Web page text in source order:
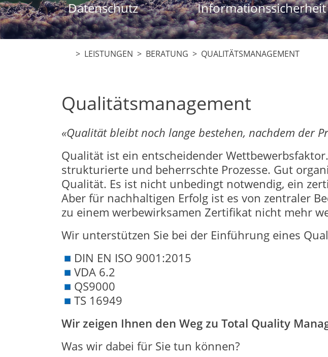
Datenschutz Informationssicherheit
> LEISTUNGEN > BERATUNG > QUALITÄTSMANAGEMENT
Qualitätsmanagement
«Qualität bleibt noch lange bestehen, nachdem der
Qualität ist ein entscheidender
strukturierte und beherrschte Prozesse. Gut
Qualität. Es ist nicht unbedingt notwendig, ein
Aber für nachhaltigen Erfolg ist es von zentraler
zu einem werbewirksamen Zertifikat nicht mehr
Wir unterstützen Sie bei der Einführung eines
DIN EN ISO 9001:2015
VDA 6.2
QS9000
TS 16949
Wir zeigen Ihnen den Weg zu Total Quality
Was wir dabei für Sie tun können?